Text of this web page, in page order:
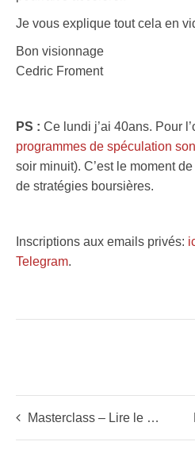
Je vous explique tout cela en
Bon visionnage
Cedric Froment
PS : Ce lundi j’ai 40ans. Pour
programmes de spéculation
soir minuit). C’est le moment
de stratégies boursières.
Inscriptions aux emails privés:
Telegram.
Masterclass – Lire le futur dans les courbes